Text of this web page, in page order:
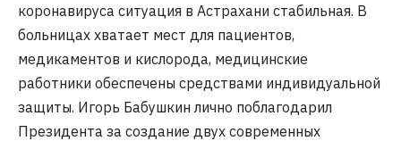
коронавируса ситуация в Астрахани стабильная. В
больницах хватает мест для пациентов,
медикаментов и кислорода, медицинские
работники обеспечены средствами индивидуальной
защиты. Игорь Бабушкин лично поблагодарил
Президента за создание двух современных